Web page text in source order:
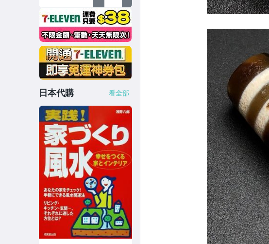
日本代購 看全部